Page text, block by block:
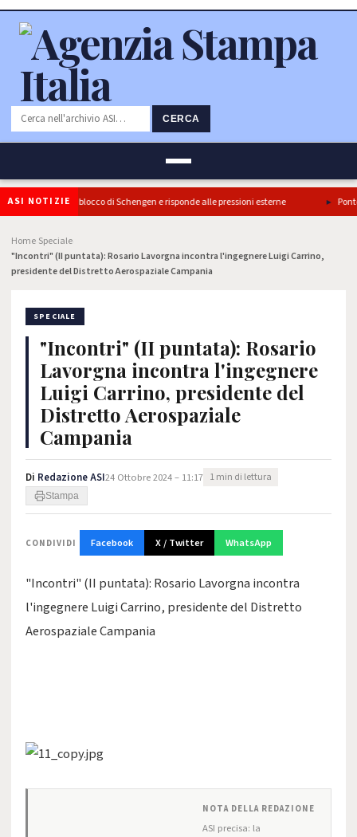
CERCA
ASI NOTIZIE
conferma il blocco di Schengen e risponde alle pressioni esterne Ponte
Home Speciale
"Incontri" (II puntata): Rosario Lavorgna incontra l'ingegnere Luigi Carrino,
presidente del Distretto Aerospaziale Campania
SPECIALE
"Incontri" (II puntata): Rosario
Lavorgna incontra l'ingegnere
Luigi Carrino, presidente del
Distretto Aerospaziale
Campania
Di Redazione ASI24 Ottobre 2024 – 11:17 1 min di lettura
Stampa
CONDIVIDI Facebook X / Twitter WhatsApp
"Incontri" (II puntata): Rosario Lavorgna incontra
l'ingegnere Luigi Carrino, presidente del Distretto
Aerospaziale Campania
NOTA DELLA REDAZIONE
ASI precisa: la